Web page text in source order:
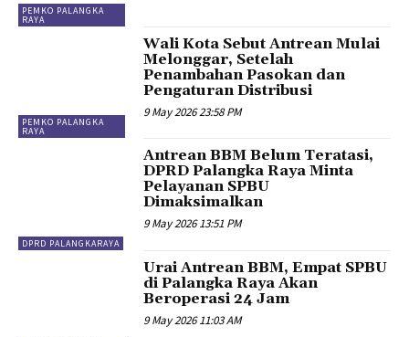
PEMKO PALANGKA
RAYA
PEMKO PALANGKA
RAYA
Wali Kota Sebut Antrean Mulai
Melonggar, Setelah
Penambahan Pasokan dan
Pengaturan Distribusi
9 May 2026 23:58 PM
DPRD PALANGKARAYA
Antrean BBM Belum Teratasi,
DPRD Palangka Raya Minta
Pelayanan SPBU
Dimaksimalkan
9 May 2026 13:51 PM
Urai Antrean BBM, Empat SPBU
di Palangka Raya Akan
Beroperasi 24 Jam
9 May 2026 11:03 AM